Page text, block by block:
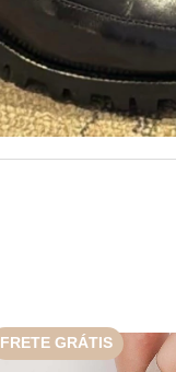
FRETE GRÁTIS